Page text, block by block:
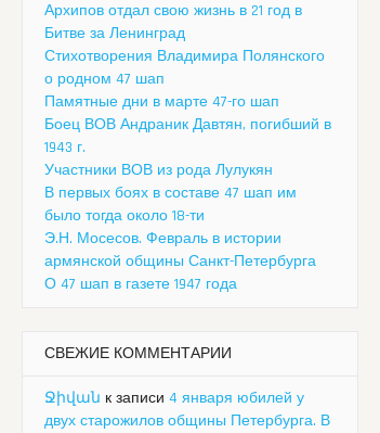
Архипов отдал свою жизнь в 21 год в
Битве за Ленинград
Стихотворения Владимира Полянского
о родном 47 шап
Памятные дни в марте 47-го шап
Боец ВОВ Андраник Давтян, погибший в
1943 г.
Участники ВОВ из рода Лулукян
В первых боях в составе 47 шап им
было тогда около 18-ти
Э.Н. Мосесов. Февраль в истории
армянской общины Санкт-Петербурга
О 47 шап в газете 1947 года
СВЕЖИЕ КОММЕНТАРИИ
Ջիվան к записи 4 января юбилей у
двух старожилов общины Петербурга. В